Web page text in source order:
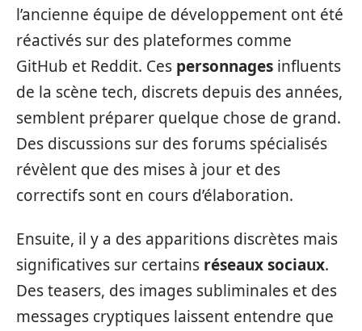
l’ancienne équipe de développement ont été
réactivés sur des plateformes comme
GitHub et Reddit. Ces personnages influents
de la scène tech, discrets depuis des années,
semblent préparer quelque chose de grand.
Des discussions sur des forums spécialisés
révèlent que des mises à jour et des
correctifs sont en cours d’élaboration.
Ensuite, il y a des apparitions discrètes mais
significatives sur certains réseaux sociaux.
Des teasers, des images subliminales et des
messages cryptiques laissent entendre que